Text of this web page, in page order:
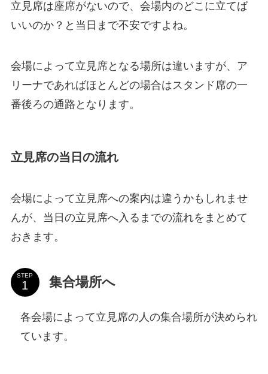
立見席は座席がないので、会場内のどこに立てば
いいのか？と当日まで不安ですよね。
会場によって立見席となる場所は違いますが、ア
リーナであればほとんどの場合はスタンド席の一
番後ろの通路となります。
立見席の当日の流れ
会場によって立見席への案内は違うかもしれませ
んが、当日の立見席へ入るまでの流れをまとめて
おきます。
STEP 集合場所へ
各会場によって立見席の人の集合場所が決められ
ています。